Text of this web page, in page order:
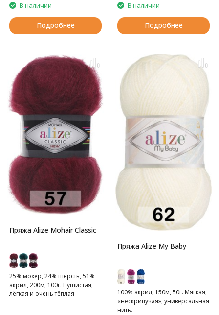
В наличии
Подробнее
В наличии
Подробнее
Пряжа Alize Mohair Classic
25% мохер, 24% шерсть, 51%
акрил, 200м, 100г. Пушистая,
лёгкая и очень тёплая
Пряжа Alize My Baby
100% акрил, 150м, 50г. Мягкая,
«нескрипучая», универсальная
нить.